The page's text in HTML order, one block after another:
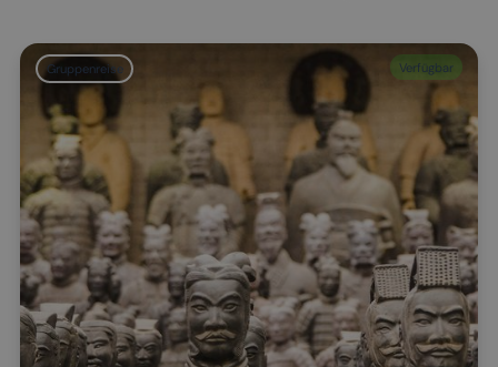
Gruppenreise Verfügbar